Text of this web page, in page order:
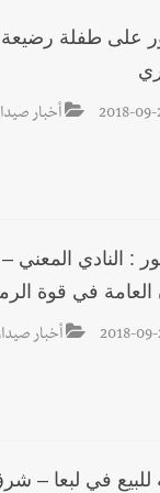
على طفلة
2018-09- أخبار
: النادي المعني
العامة في قوة
2018- أخبار
في لبعا –